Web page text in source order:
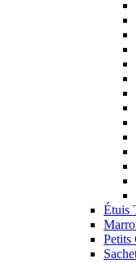
Étuis
Petits